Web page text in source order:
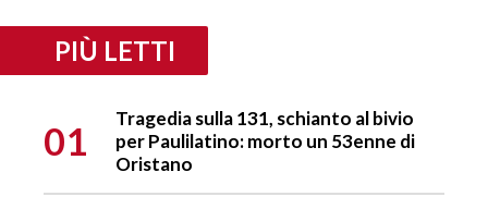
PIÙ LETTI
01
Tragedia sulla 131, schianto al bivio
per Paulilatino: morto un 53enne di
Oristano